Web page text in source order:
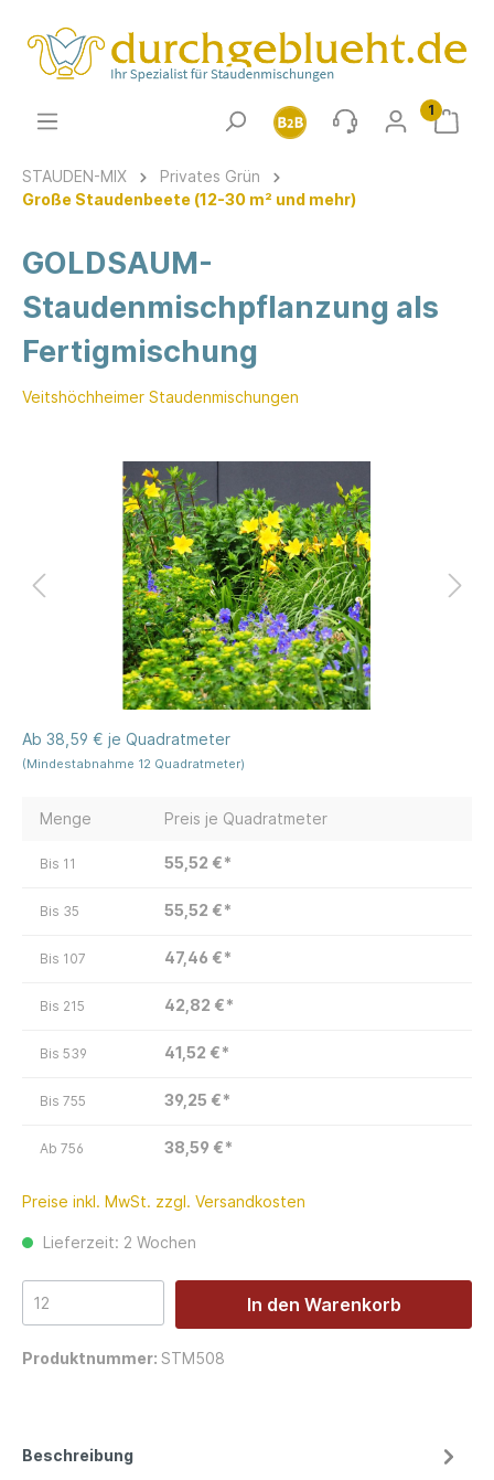
1
STAUDEN-MIX
Privates Grün
Große Staudenbeete (12-30 m² und mehr)
GOLDSAUM-
Staudenmischpflanzung als
Fertigmischung
Veitshöchheimer Staudenmischungen
Ab 38,59 € je Quadratmeter
(Mindestabnahme 12 Quadratmeter)
Menge Preis je Quadratmeter
Bis 11 55,52 €*
Bis 35 55,52 €*
Bis 107 47,46 €*
Bis 215 42,82 €*
Bis 539 41,52 €*
Bis 755 39,25 €*
Ab 756 38,59 €*
Preise inkl. MwSt. zzgl. Versandkosten
Lieferzeit: 2 Wochen
In den Warenkorb
Produktnummer: STM508
Beschreibung